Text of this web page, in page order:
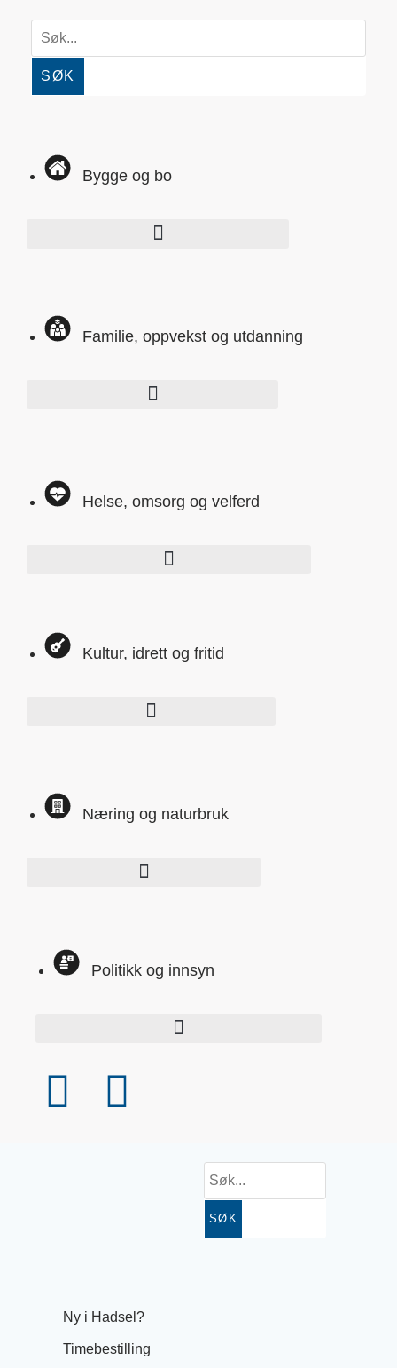
SØK
Bygge og bo
Familie, oppvekst og utdanning
Helse, omsorg og velferd
Kultur, idrett og fritid
Næring og naturbruk
Politikk og innsyn
SØK
Ny i Hadsel?
Timebestilling